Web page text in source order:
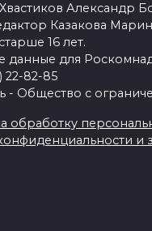
Александр
Казакова
16 лет.
данные для
22-82-85
- Общество с
обработку